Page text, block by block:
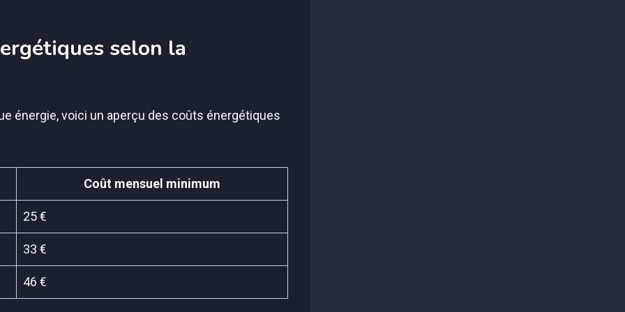
selon la
énergie, voici un aperçu des coûts énergétiques
Coût mensuel minimum
25 €
33 €
46 €